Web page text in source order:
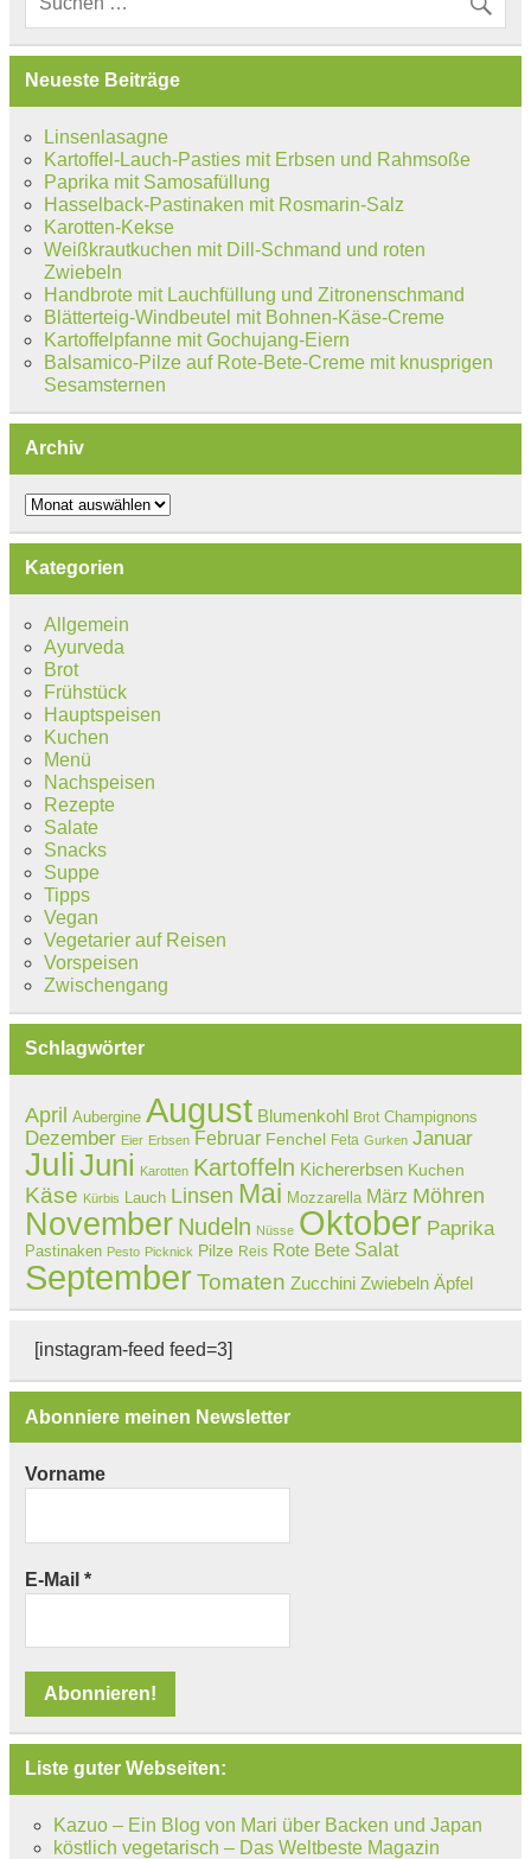
Neueste Beiträge
Linsenlasagne
Kartoffel-Lauch-Pasties mit Erbsen und Rahmsoße
Paprika mit Samosafüllung
Hasselback-Pastinaken mit Rosmarin-Salz
Karotten-Kekse
Weißkrautkuchen mit Dill-Schmand und roten
Zwiebeln
Handbrote mit Lauchfüllung und Zitronenschmand
Blätterteig-Windbeutel mit Bohnen-Käse-Creme
Kartoffelpfanne mit Gochujang-Eiern
Balsamico-Pilze auf Rote-Bete-Creme mit knusprigen
Sesamsternen
Archiv
Archiv
Kategorien
Allgemein
Ayurveda
Brot
Frühstück
Hauptspeisen
Kuchen
Menü
Nachspeisen
Rezepte
Salate
Snacks
Suppe
Tipps
Vegan
Vegetarier auf Reisen
Vorspeisen
Zwischengang
Schlagwörter
April Aubergine August Blumenkohl Brot Champignons
Dezember Eier Erbsen Februar Fenchel Feta Gurken Januar
JuliJuni Karotten Kartoffeln Kichererbsen Kuchen
Käse Kürbis Lauch Linsen Mai Mozzarella März Möhren
November Nudeln Nüsse Oktober Paprika
Pastinaken Pesto Picknick Pilze Reis Rote Bete Salat
September Tomaten Zucchini Zwiebeln Äpfel
[instagram-feed feed=3]
Abonniere meinen Newsletter
Vorname
E-Mail *
Liste guter Webseiten:
Kazuo – Ein Blog von Mari über Backen und Japan
köstlich vegetarisch – Das Weltbeste Magazin